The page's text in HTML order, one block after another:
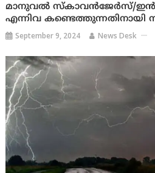
മാനുവല്‍ സ്കാവന്‍ജേര്‍സ്/
എന്നിവ കണ്ടെത്തുന്നതിനായി
September 9, 2024 News Desk